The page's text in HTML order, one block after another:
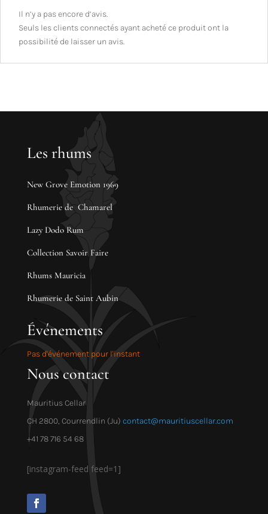
Il n’y a pas encore d’avis.
Seuls les clients connectés ayant acheté ce produit ont la
possibilité de laisser un avis.
Les rhums
New Grove Emotion 1969
Rhumerie de Chamarel
Lazy Dodo Rum
Collection Savoir Faire
Rhums Mauricia
Rhumerie de Saint Aubin
Événements
Pas d'événement pour l'instant
Nous contact
Mauritius Cellar
CH 2800, Courrendlin (Ju) contact@mauritiuscellar.com
+41 78 716 54 68
[instagram-feed feed=1]